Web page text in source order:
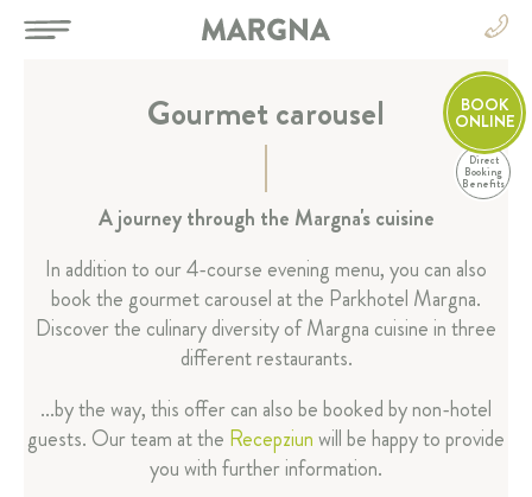
DE
FR
IT
ROOMS & SUITES
RESTAURANT & BAR
SPA & SPORT
BOOK
ONLINE
Direct
Booking
Benefits
Gourmet carousel
A journey through the Margna's cuisine
In addition to our 4-course evening menu, you can also
book the gourmet carousel at the Parkhotel Margna.
Discover the culinary diversity of Margna cuisine in three
different restaurants.
...by the way, this offer can also be booked by non-hotel
guests. Our team at the Recepziunwill be happy to provide
you with further information.